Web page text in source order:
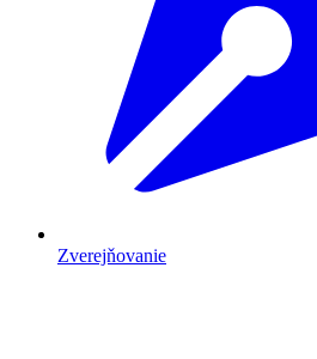
Zverejňovanie